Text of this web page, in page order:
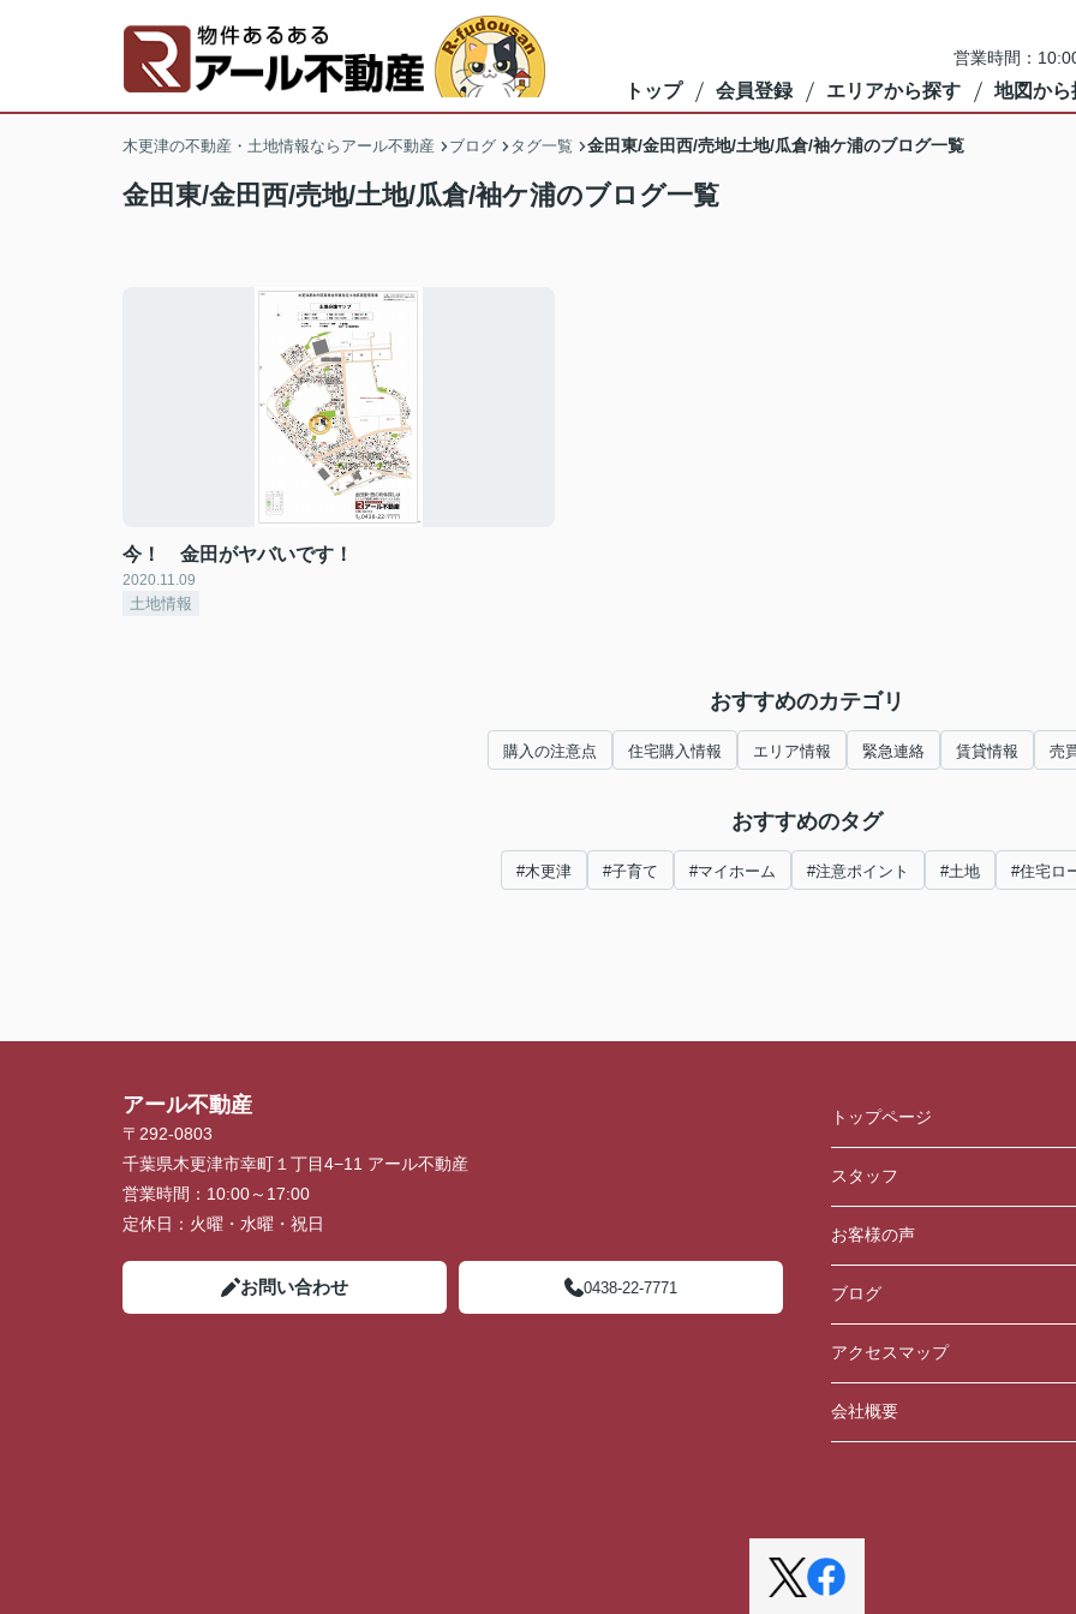
営業時間：
トップ 会員登録 エリアから探す 地図から
木更津の不動産・土地情報ならアール不動産 ブログ タグ一覧 金田東/金田西/売地/土地/瓜倉/袖ケ浦のブログ一覧
金田東/金田西/売地/土地/瓜倉/袖ケ浦のブログ一覧
今！ 金田がヤバいです！
2020.11.09
土地情報
おすすめのカテゴリ
購入の注意点 住宅購入情報 エリア情報 緊急連絡 賃貸情報 売
おすすめのタグ
#木更津 #子育て #マイホーム #注意ポイント #土地 #住宅ロ
アール不動産
〒292-0803
千葉県木更津市幸町１丁目4−11 アール不動産
営業時間： 10:00～17:00
定休日： 火曜・水曜・祝日
お問い合わせ 0438-22-7771
トップページ
スタッフ
お客様の声
ブログ
アクセスマップ
会社概要